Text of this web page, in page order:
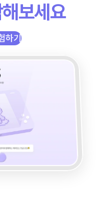
보세요
하기